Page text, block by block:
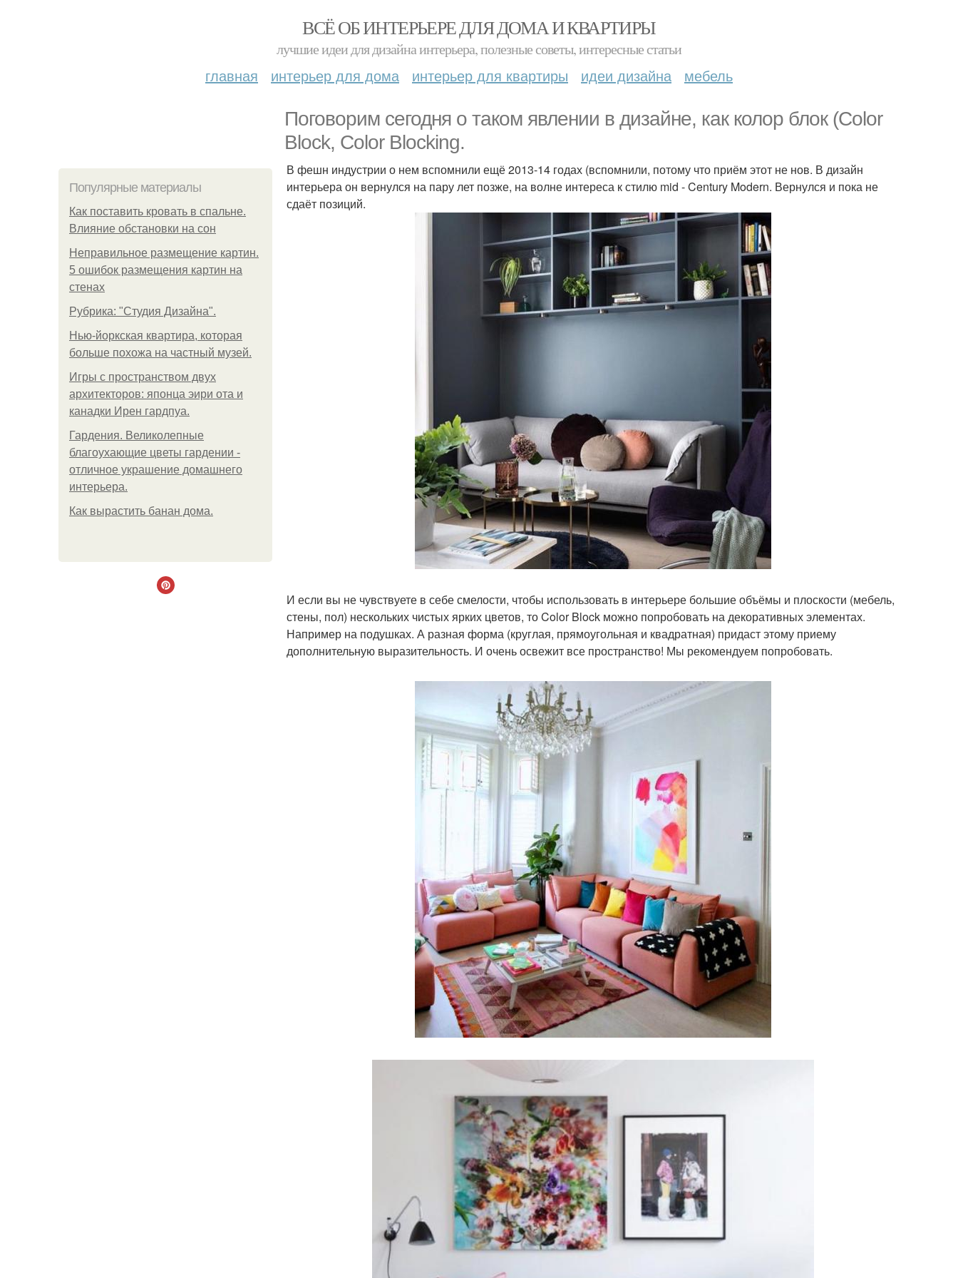
ВСЁ ОБ ИНТЕРЬЕРЕ ДЛЯ ДОМА И КВАРТИРЫ
лучшие идеи для дизайна интерьера, полезные советы, интересные статьи
главная интерьер для дома интерьер для квартиры идеи дизайна мебель
Поговорим сегодня о таком явлении в дизайне, как колор блок (Color
Block, Color Blocking.
Популярные материалы
Как поставить кровать в спальне.
Влияние обстановки на сон
Неправильное размещение картин.
5 ошибок размещения картин на
стенах
Рубрика: "Студия Дизайна".
Нью-йоркская квартира, которая
больше похожа на частный музей.
Игры с пространством двух
архитекторов: японца эири ота и
канадки Ирен гардпуа.
Гардения. Великолепные
благоухающие цветы гардении -
отличное украшение домашнего
интерьера.
Как вырастить банан дома.
В фешн индустрии о нем вспомнили ещё 2013-14 годах (вспомнили, потому что приём этот не нов. В дизайн
интерьера он вернулся на пару лет позже, на волне интереса к стилю mid - Century Modern. Вернулся и пока не
сдаёт позиций.
И если вы не чувствуете в себе смелости, чтобы использовать в интерьере большие объёмы и плоскости (мебель,
стены, пол) нескольких чистых ярких цветов, то Color Block можно попробовать на декоративных элементах.
Например на подушках. А разная форма (круглая, прямоугольная и квадратная) придаст этому приему
дополнительную выразительность. И очень освежит все пространство! Мы рекомендуем попробовать.